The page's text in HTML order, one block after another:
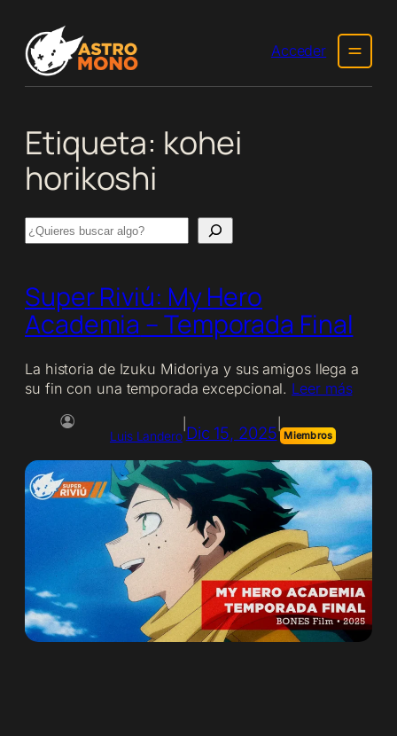
contenido
Acceder
Etiqueta: kohei
horikoshi
Search
Super Riviú: My Hero
Academia – Temporada Final
La historia de Izuku Midoriya y sus amigos llega a
su fin con una temporada excepcional. Leer más
Luis Landero Dic 15, 2025 Miembros